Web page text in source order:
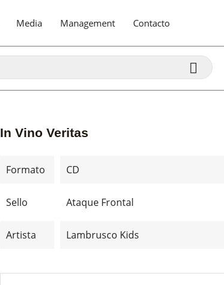
Media Management Contacto

In Vino Veritas
Formato CD
Sello Ataque Frontal
Artista Lambrusco Kids